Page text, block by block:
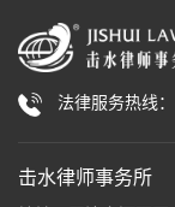
法律服务热线：
击水律师事务所